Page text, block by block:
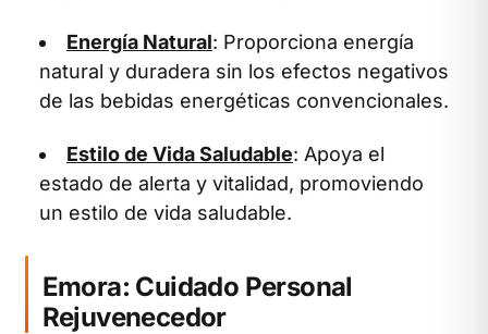
Energía Natural: Proporciona energía
natural y duradera sin los efectos negativos
de las bebidas energéticas convencionales.
Estilo de Vida Saludable: Apoya el
estado de alerta y vitalidad, promoviendo
un estilo de vida saludable.
Emora: Cuidado Personal
Rejuvenecedor